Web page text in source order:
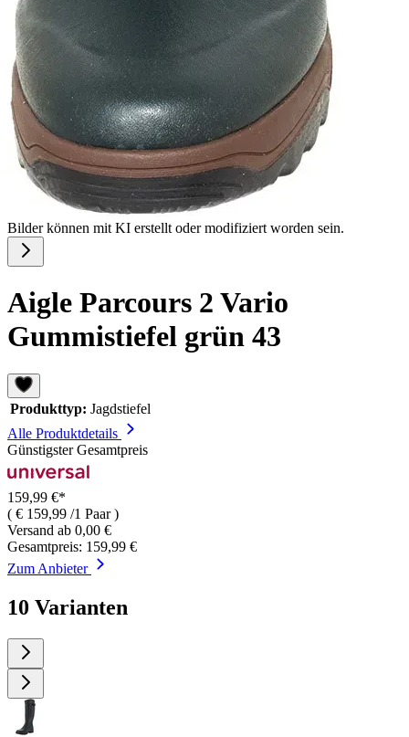
Bilder können mit KI erstellt oder modifiziert worden sein.
Aigle Parcours 2 Vario
Gummistiefel grün 43
Produkttyp: Jagdstiefel
Alle Produktdetails
Günstigster Gesamtpreis
159,99 €*
( € 159,99 /1 Paar )
Versand ab 0,00 €
Gesamtpreis: 159,99 €
Zum Anbieter
10 Varianten